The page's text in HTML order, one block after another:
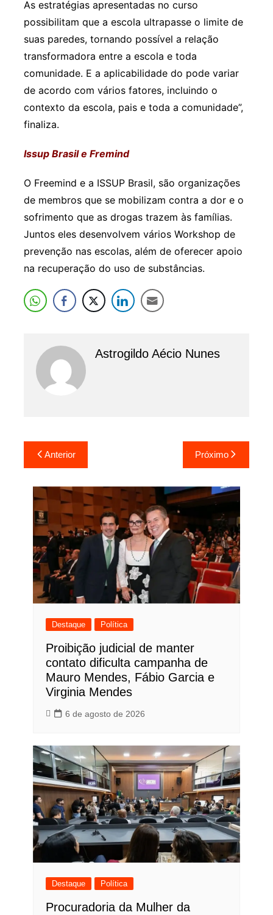
As estratégias apresentadas no curso
possibilitam que a escola ultrapasse o limite de
suas paredes, tornando possível a relação
transformadora entre a escola e toda
comunidade. E a aplicabilidade do pode variar
de acordo com vários fatores, incluindo o
contexto da escola, pais e toda a comunidade”,
finaliza.
Issup Brasil e Fremind
O Freemind e a ISSUP Brasil, são organizações
de membros que se mobilizam contra a dor e o
sofrimento que as drogas trazem às famílias.
Juntos eles desenvolvem vários Workshop de
prevenção nas escolas, além de oferecer apoio
na recuperação do uso de substâncias.
Astrogildo Aécio Nunes
Navegação
de
Post
Anterior Próximo
Destaque Política
Proibição judicial de manter
contato dificulta campanha de
Mauro Mendes, Fábio Garcia e
Virginia Mendes
6 de agosto de 2026
Destaque Política
Procuradoria da Mulher da